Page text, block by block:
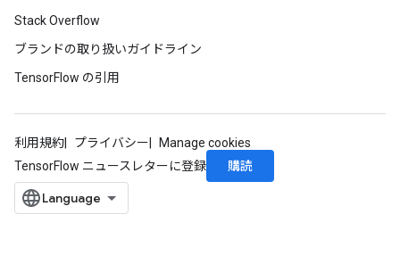
Stack Overflow
ブランドの取り扱いガイドライン
TensorFlow の引用
利用規約 プライバシー
Manage cookies
TensorFlow ニュースレターに登録
購読